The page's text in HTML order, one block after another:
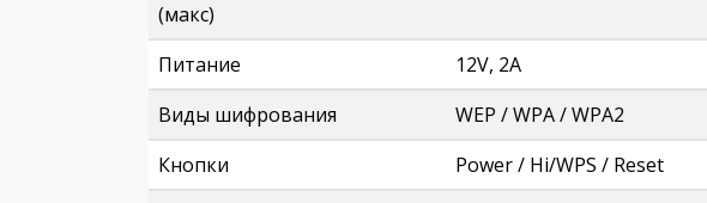
(макс)
Питание
12V, 2A
Виды шифрования
WEP / WPA / WPA2
Кнопки
Power / Hi/WPS / Reset